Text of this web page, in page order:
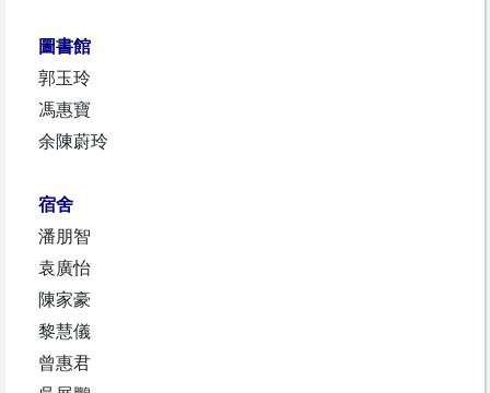
圖書館
郭玉玲
馮惠寶
余陳蔚玲
宿舍
潘朋智
袁廣怡
陳家豪
黎慧儀
曾惠君